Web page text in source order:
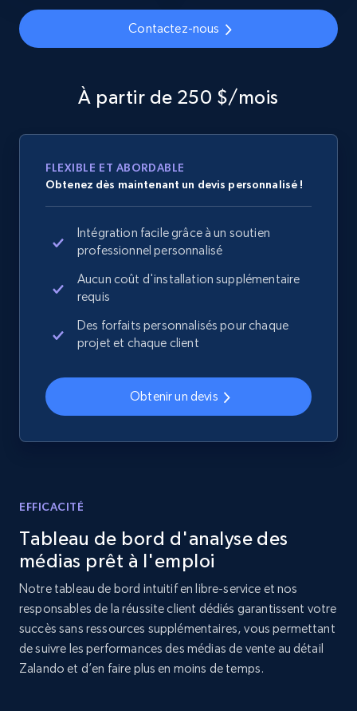
price, Currency, Availability, Reviews count, and
Collecting products by keyword search
Title, Seller name, Brand, Description, Initial
price, Currency, Availability, Reviews count, and
Amazon products global dataset - Collects
Title, Seller name, Brand, Description, Initial
price, Currency, Availability, Reviews count, and
Amazon products global dataset - Collect
Amazon products by seller URL
Title, Seller name, Brand, Description, Initial
price, Currency, Availability, Reviews count, and
more.
2.1K+ 375+ Commencer
Contactez-nous
À partir de 250 $/mois
FLEXIBLE ET ABORDABLE
Obtenez dès maintenant un devis personnalisé !
Intégration facile grâce à un soutien
professionnel personnalisé
Aucun coût d'installation supplémentaire
requis
Des forfaits personnalisés pour chaque
projet et chaque client
Obtenir un devis
EFFICACITÉ
Tableau de bord d'analyse des
médias prêt à l'emploi
Notre tableau de bord intuitif en libre-service et nos
responsables de la réussite client dédiés garantissent votre
succès sans ressources supplémentaires, vous permettant
de suivre les performances des médias de vente au détail
Zalando et d’en faire plus en moins de temps.